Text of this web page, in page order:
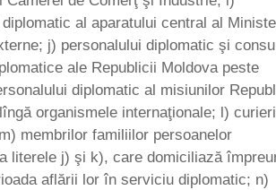
al aparatului central al
j) personalului diplomatic şi
ale Republicii Moldova peste
diplomatic al misiunilor
organismele internaţionale; l)
membrilor familiilor persoanelor
literele j) şi k), care domiciliază
aflării lor în serviciu diplomatic; n)